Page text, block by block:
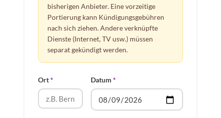
bisherigen Anbieter. Eine vorzeitige
Portierung kann Kündigungsgebühren
nach sich ziehen. Andere verknüpfte
Dienste (Internet, TV usw.) müssen
separat gekündigt werden.
Ort* Datum *